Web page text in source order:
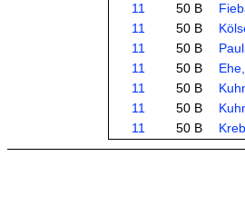
11
50 B
11
50 B
11
50 B
11
50 B
11
50 B
11
50 B
11
50 B